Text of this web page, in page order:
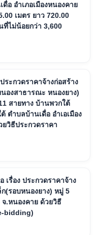
อ อำเภอเมืองหนองคาย
เมตร ยาว 720.00
ที่ไม่น้อยกว่า 3,600
ระกวดราคาจ้างก่อสร้าง
องสาธารณะ หนองยาง)
สายทาง บ้านพวกใต้
ตำบลบ้านเดื่อ อำเอเมือง
วิธีประกวดราคา
เรื่อง ประกวดราคาจ้าง
(รอบหนองยาง) หมู่ 5
จ.หนองคาย ด้วยวิธี
bidding)